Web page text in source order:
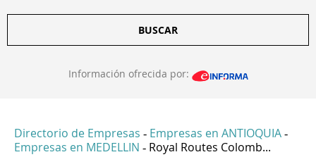
BUSCAR
Información ofrecida por:
Directorio de Empresas - Empresas en ANTIOQUIA -
Empresas en MEDELLIN - Royal Routes Colomb...